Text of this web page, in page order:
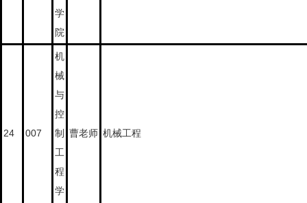
学
院
24 007
机
械
与
控
制
工
程
学
曹老师 机械工程